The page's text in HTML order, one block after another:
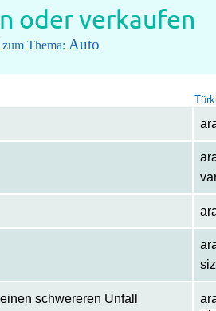
oder verkaufen
Thema: Auto
schwereren Unfall